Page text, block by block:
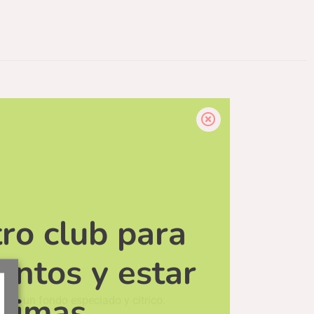
y un fondo especiado y cítrico.
club para
y estar